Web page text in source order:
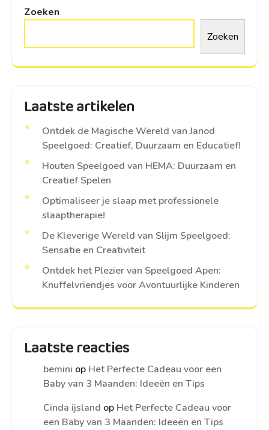
Zoeken
Zoeken
Laatste artikelen
Ontdek de Magische Wereld van Janod
Speelgoed: Creatief, Duurzaam en Educatief!
Houten Speelgoed van HEMA: Duurzaam en
Creatief Spelen
Optimaliseer je slaap met professionele
slaaptherapie!
De Kleverige Wereld van Slijm Speelgoed:
Sensatie en Creativiteit
Ontdek het Plezier van Speelgoed Apen:
Knuffelvriendjes voor Avontuurlijke Kinderen
Laatste reacties
bemini op Het Perfecte Cadeau voor een
Baby van 3 Maanden: Ideeën en Tips
Cinda ijsland op Het Perfecte Cadeau voor
een Baby van 3 Maanden: Ideeën en Tips